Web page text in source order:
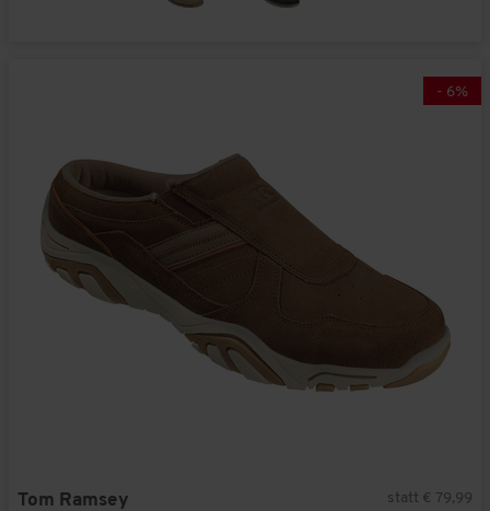
- 6%
Tom Ramsey statt € 79,99